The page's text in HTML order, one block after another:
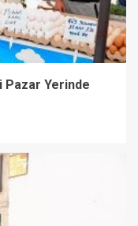
Pazar Yerinde